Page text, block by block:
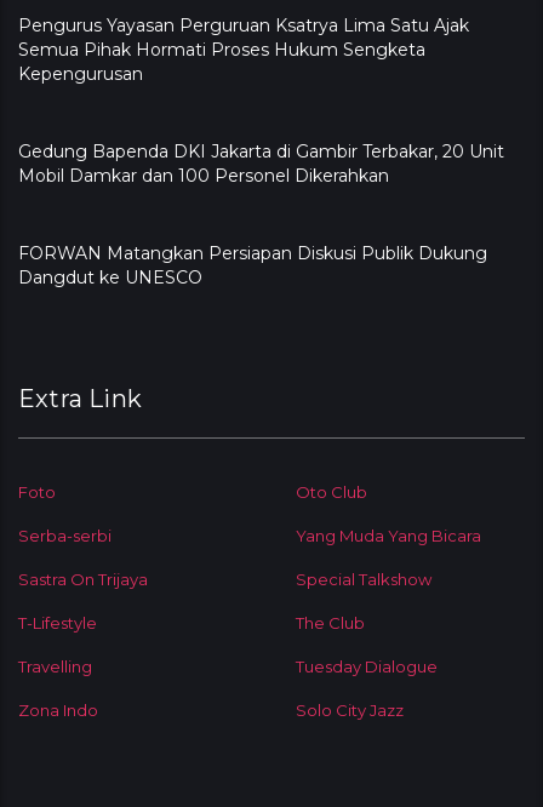
Pengurus Yayasan Perguruan Ksatrya Lima Satu Ajak
Semua Pihak Hormati Proses Hukum Sengketa
Kepengurusan
Gedung Bapenda DKI Jakarta di Gambir Terbakar, 20 Unit
Mobil Damkar dan 100 Personel Dikerahkan
FORWAN Matangkan Persiapan Diskusi Publik Dukung
Dangdut ke UNESCO
Extra Link
Foto Oto Club
Serba-serbi Yang Muda Yang Bicara
Sastra On Trijaya Special Talkshow
T-Lifestyle The Club
Travelling Tuesday Dialogue
Zona Indo Solo City Jazz